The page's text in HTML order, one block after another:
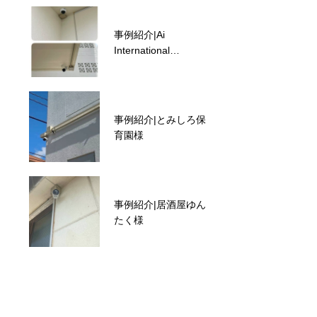
事例紹介|Ai
International
事例紹介|とみしろ保
育園様
事例紹介|居酒屋ゆん
たく様
事例紹介|うるま市の
お客様
知らないと損する？
沖縄で自宅に防犯カ
事例紹介|名護市の名
護自然動植物公園株